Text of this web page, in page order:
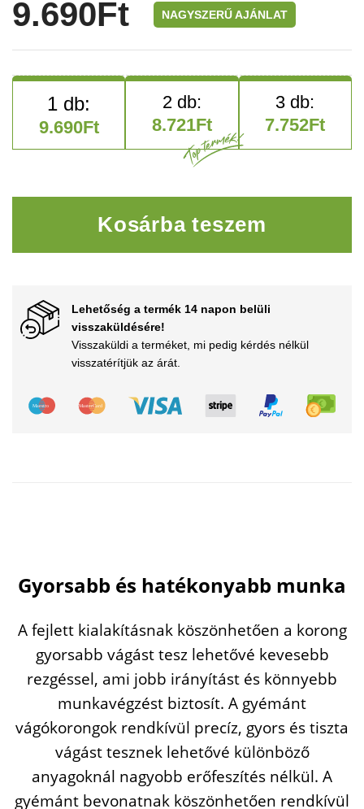
9.690Ft NAGYSZERŰ AJÁNLAT
9.690Ft 8.721Ft 7.752Ft
Kosárba teszem
Lehetőség a termék 14 napon belüli
visszaküldésére!
Visszaküldi a terméket, mi pedig kérdés nélkül
visszatérítjük az árát.
Gyorsabb és hatékonyabb munka
Afejlett kialakításnak köszönhetően a korong
gyorsabb vágásttesz lehetővé kevesebb
rezgéssel, ami jobb irányítást és könnyebb
munkavégzést biztosít. A gyémánt
vágókorongok rendkívül precíz, gyors éstiszta
vágásttesznek lehetővé különböző
anyagoknál nagyobb erőfeszítés nélkül. A
gyémánt bevonatnak köszönhetően rendkívül